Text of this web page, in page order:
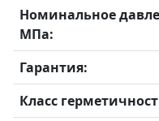
Номинальное
МПа:
Гарантия:
Класс